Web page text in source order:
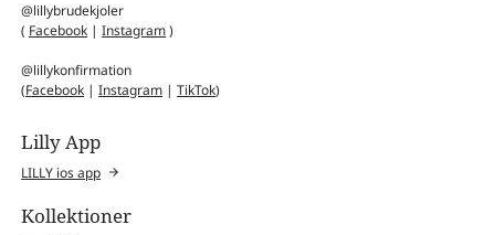
@lillybrudekjoler
( Facebook |Instagram)
@lillykonfirmation
(Facebook |Instagram |TikTok)
Lilly App
LILLY ios app
Kollektioner